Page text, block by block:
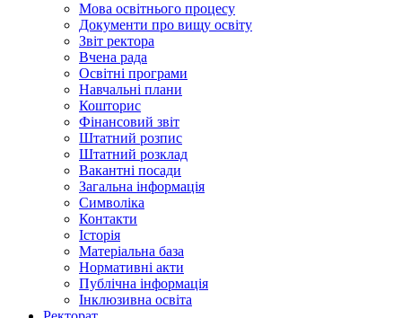
Мова освітнього процесу
Документи про вищу освіту
Звіт ректора
Вчена рада
Освітні програми
Навчальні плани
Кошторис
Фінансовий звіт
Штатний розпис
Штатний розклад
Вакантні посади
Загальна інформація
Символіка
Контакти
Історія
Матеріальна база
Нормативні акти
Публічна інформація
Інклюзивна освіта